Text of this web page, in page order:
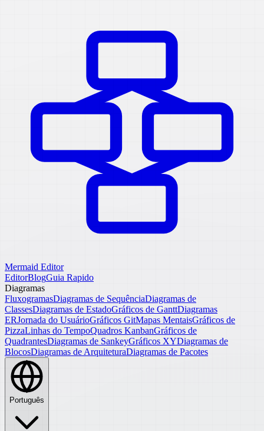
Mermaid Editor
EditorBlogGuia Rapido
Diagramas
FluxogramasDiagramas de SequênciaDiagramas de
ClassesDiagramas de EstadoGráficos de GanttDiagramas
ERJornada do UsuárioGráficos GitMapas MentaisGráficos de
PizzaLinhas do TempoQuadros KanbanGráficos de
QuadrantesDiagramas de SankeyGráficos XYDiagramas de
BlocosDiagramas de ArquiteturaDiagramas de Pacotes
Português